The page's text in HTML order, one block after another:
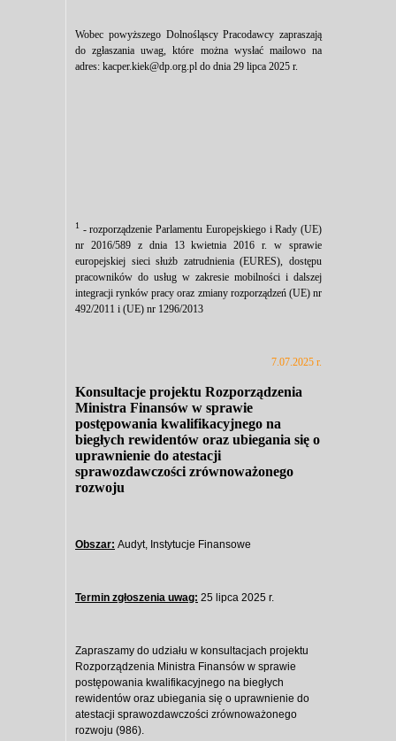
Wobec powyższego Dolnośląscy Pracodawcy zapraszają
do zgłaszania uwag, które można wysłać mailowo na
adres: kacper.kiek@dp.org.pl do dnia 29 lipca 2025 r.
1 - rozporządzenie Parlamentu Europejskiego i Rady (UE)
nr 2016/589 z dnia 13 kwietnia 2016 r. w sprawie
europejskiej sieci służb zatrudnienia (EURES), dostępu
pracowników do usług w zakresie mobilności i dalszej
integracji rynków pracy oraz zmiany rozporządzeń (UE) nr
492/2011 i (UE) nr 1296/2013
7.07.2025 r.
Konsultacje projektu Rozporządzenia
Ministra Finansów w sprawie
postępowania kwalifikacyjnego na
biegłych rewidentów oraz ubiegania się o
uprawnienie do atestacji
sprawozdawczości zrównoważonego
rozwoju
Obszar: Audyt, Instytucje Finansowe
Termin zgłoszenia uwag: 25 lipca 2025 r.
Zapraszamy do udziału w konsultacjach projektu
Rozporządzenia Ministra Finansów w sprawie
postępowania kwalifikacyjnego na biegłych
rewidentów oraz ubiegania się o uprawnienie do
atestacji sprawozdawczości zrównoważonego
rozwoju (986).